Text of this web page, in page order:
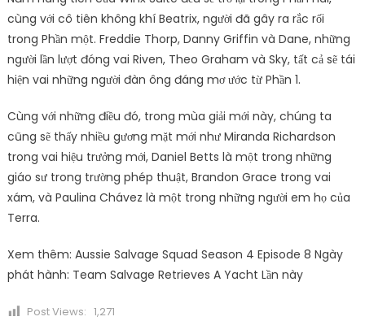
cùng với cô tiên không khí Beatrix, người đã gây ra rắc rối
trong Phần một. Freddie Thorp, Danny Griffin và Dane, những
người lần lượt đóng vai Riven, Theo Graham và Sky, tất cả sẽ tái
hiện vai những người đàn ông đáng mơ ước từ Phần 1.
Cùng với những điều đó, trong mùa giải mới này, chúng ta
cũng sẽ thấy nhiều gương mặt mới như Miranda Richardson
trong vai hiệu trưởng mới, Daniel Betts là một trong những
giáo sư trong trường phép thuật, Brandon Grace trong vai
xám, và Paulina Chávez là một trong những người em họ của
Terra.
Xem thêm: Aussie Salvage Squad Season 4 Episode 8 Ngày
phát hành: Team Salvage Retrieves A Yacht Lần này
Post Views: 1,271